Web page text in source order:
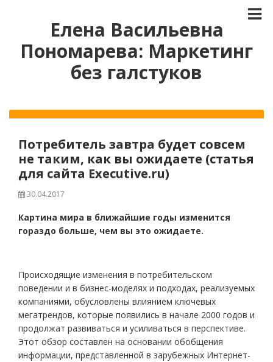
Елена Васильевна
Пономарева: Маркетинг
без галстуков
Потребитель завтра будет совсем
не таким, как вы ожидаете (статья
для сайта Executive.ru)
30.04.2017
Картина мира в ближайшие годы изменится
гораздо больше, чем вы это ожидаете.
Происходящие изменения в потребительском
поведении и в бизнес-моделях и подходах, реализуемых
компаниями, обусловлены влиянием ключевых
мегатрендов, которые появились в начале 2000 годов и
продолжат развиваться и усиливаться в перспективе.
Этот обзор составлен на основании обобщения
информации, представленной в зарубежных Интернет-